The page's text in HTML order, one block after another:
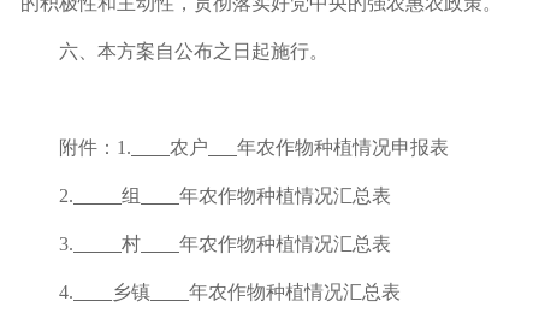
六、 本方案自公布之日起施行。
附件： 1. 农户 年农作物种植情况申报表
2. 组 年农作物种植情况汇总表
3. 村 年农作物种植情况汇总表
4. 乡镇 年农作物种植情况汇总表